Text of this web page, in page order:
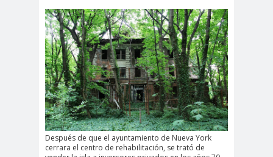
Después de que el ayuntamiento de Nueva York
cerrara el centro de rehabilitación, se trató de